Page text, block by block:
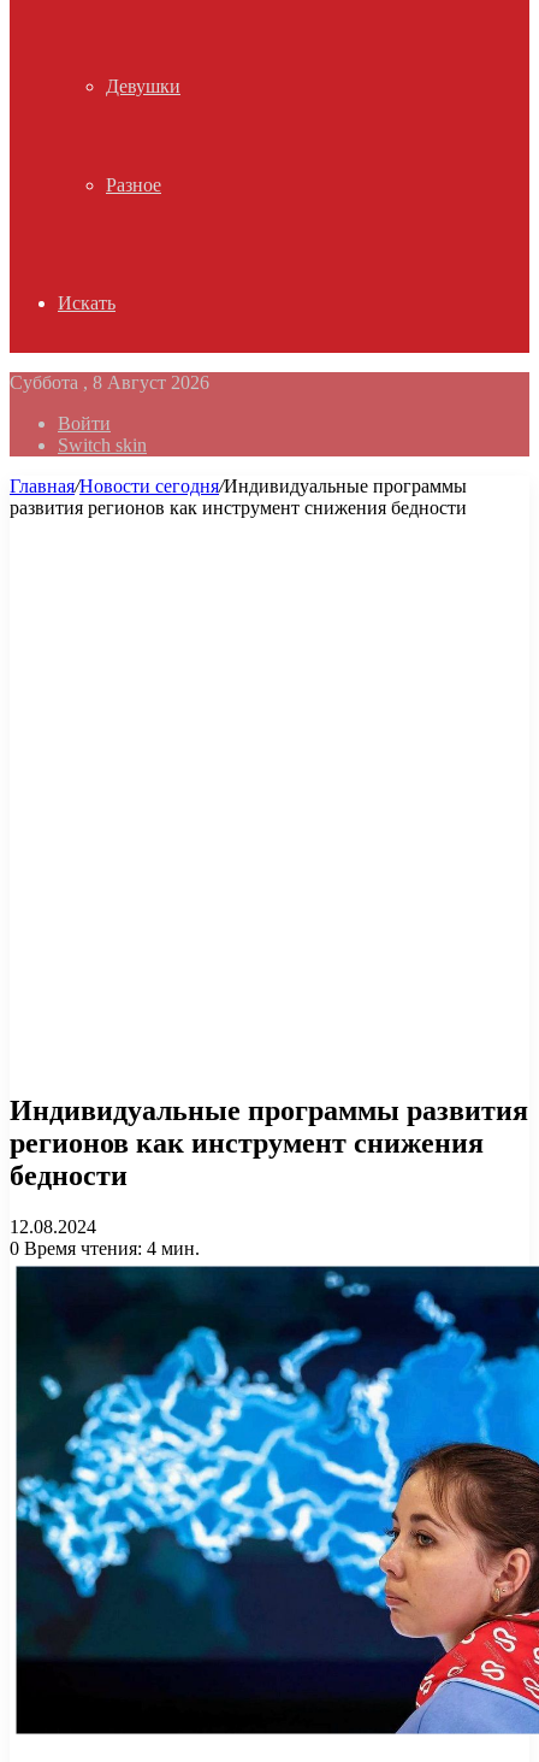
Девушки
Разное
Искать
Суббота , 8 Август 2026
Войти
Switch skin
Главная/Новости сегодня/Индивидуальные программы
развития регионов как инструмент снижения бедности
Индивидуальные программы развития
регионов как инструмент снижения
бедности
12.08.2024
0 Время чтения: 4 мин.